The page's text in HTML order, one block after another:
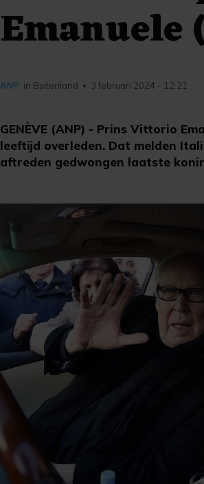
Emanuele
GENÈVE (ANP) - Prins Vittorio
leeftijd overleden. Dat melden
aftreden gedwongen laatste
ANP in Buitenland • 3 februari 2024 - 12:21